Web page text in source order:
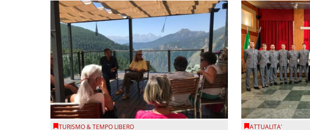
TURISMO & TEMPO LIBERO ATTUALITA'